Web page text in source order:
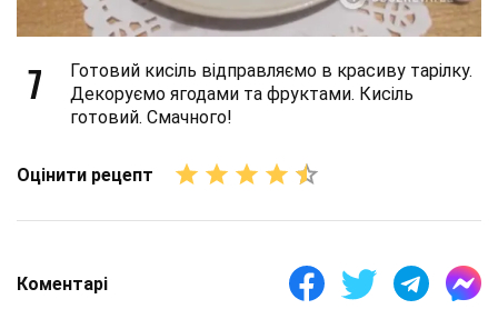
7
Готовий кисіль відправляємо в красиву тарілку.
Декоруємо ягодами та фруктами. Кисіль
готовий. Смачного!
Оцінити рецепт
Коментарі